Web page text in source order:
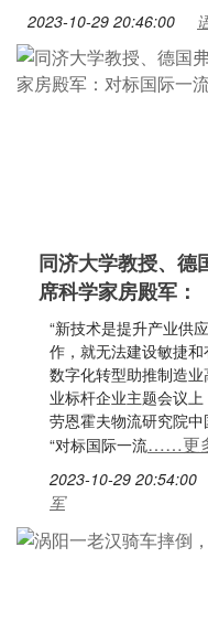
2023-10-29 20:46:00
同济大学教授、德
席科学家房殿军：
“新技术是提升产业供
作，就无法建设敏捷
数字化转型助推制造
业标杆企业主题会议
劳恩霍夫物流研究院
“对标国际一流……更
2023-10-29 20:54:00
军